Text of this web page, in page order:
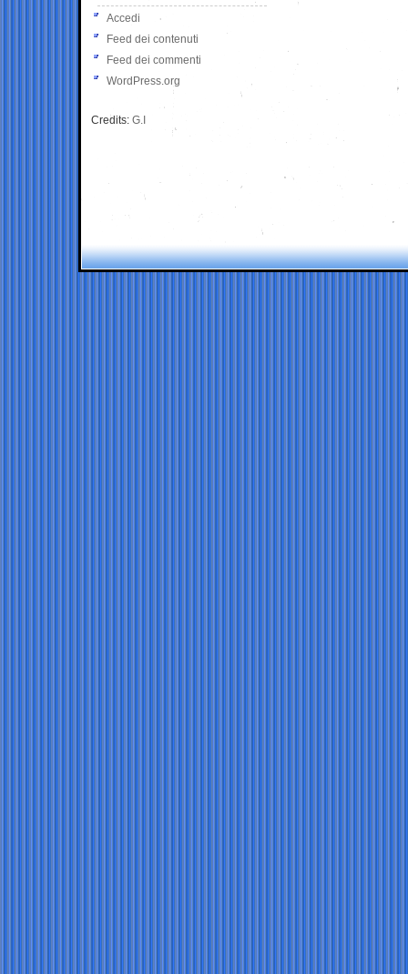
Accedi
Feed dei contenuti
Feed dei commenti
WordPress.org
Credits: G.I